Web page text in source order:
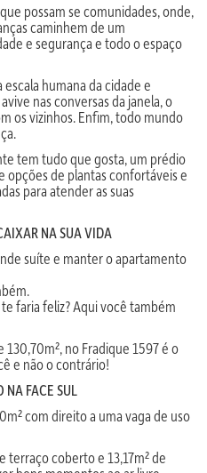
possam se comunidades, onde,
caminhem de um
e segurança e todo o espaço
humana da cidade e
nas conversas da janela, o
os vizinhos. Enfim, todo mundo
tem tudo que gosta, um prédio
opções de plantas confortáveis e
para atender as suas
NA SUA VIDA
suíte e manter o apartamento
faria feliz? Aqui você também
no Fradique 1597 é o
e não o contrário!
NA FACE SUL
com direito a uma vaga de uso
terraço coberto e 13,17m² de